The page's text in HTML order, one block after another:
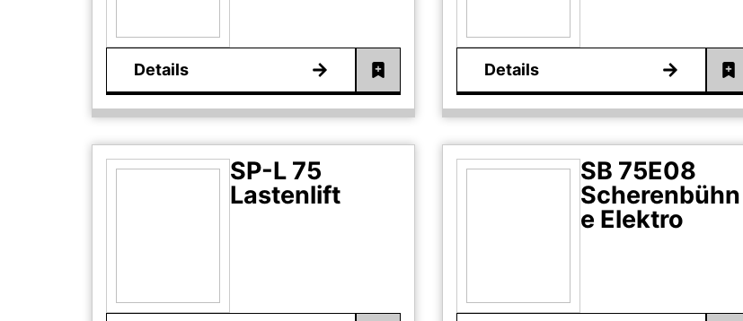
Details Details
SP-L 75
Lastenlift
SB 75E08
Scherenbühn
e Elektro